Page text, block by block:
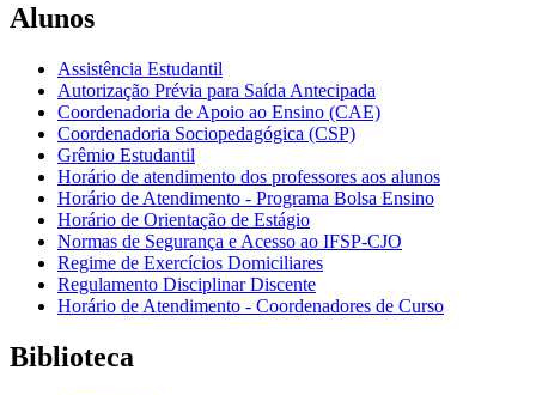
Alunos
Assistência Estudantil
Autorização Prévia para Saída Antecipada
Coordenadoria de Apoio ao Ensino (CAE)
Coordenadoria Sociopedagógica (CSP)
Grêmio Estudantil
Horário de atendimento dos professores aos alunos
Horário de Atendimento - Programa Bolsa Ensino
Horário de Orientação de Estágio
Normas de Segurança e Acesso ao IFSP-CJO
Regime de Exercícios Domiciliares
Regulamento Disciplinar Discente
Horário de Atendimento - Coordenadores de Curso
Biblioteca